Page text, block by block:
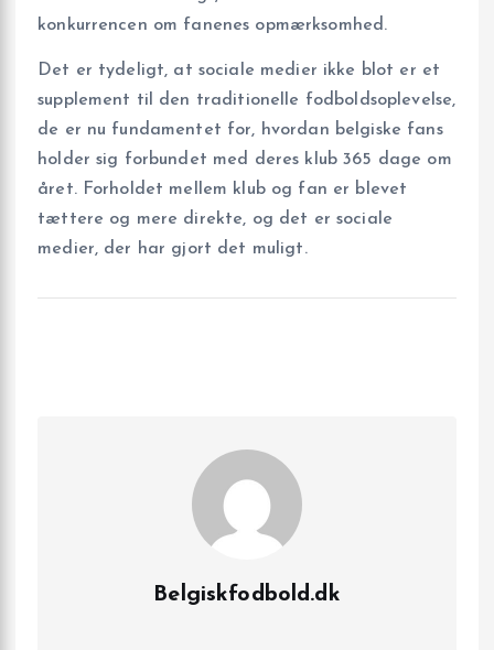
konkurrencen om fanenes opmærksomhed.
Det er tydeligt, at sociale medier ikke blot er et
supplement til den traditionelle fodboldsoplevelse,
de er nu fundamentet for, hvordan belgiske fans
holder sig forbundet med deres klub 365 dage om
året. Forholdet mellem klub og fan er blevet
tættere og mere direkte, og det er sociale
medier, der har gjort det muligt.
Belgiskfodbold.dk